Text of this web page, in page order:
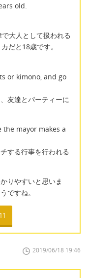
old.
大人として扱われる
だと18歳です。
or kimono, and go
友達とパーティーに
the mayor makes a
する行事を行われる
りやすいと思いま
ですね。
11
2019/06/18 19:46